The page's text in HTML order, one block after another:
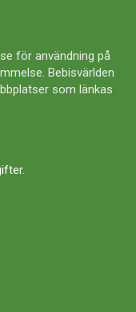
för användning på
Bebisvärlden
som länkas
.